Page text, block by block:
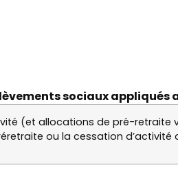
sociaux appliqués
(et allocations de pré-retraite
ou la cessation d’activité